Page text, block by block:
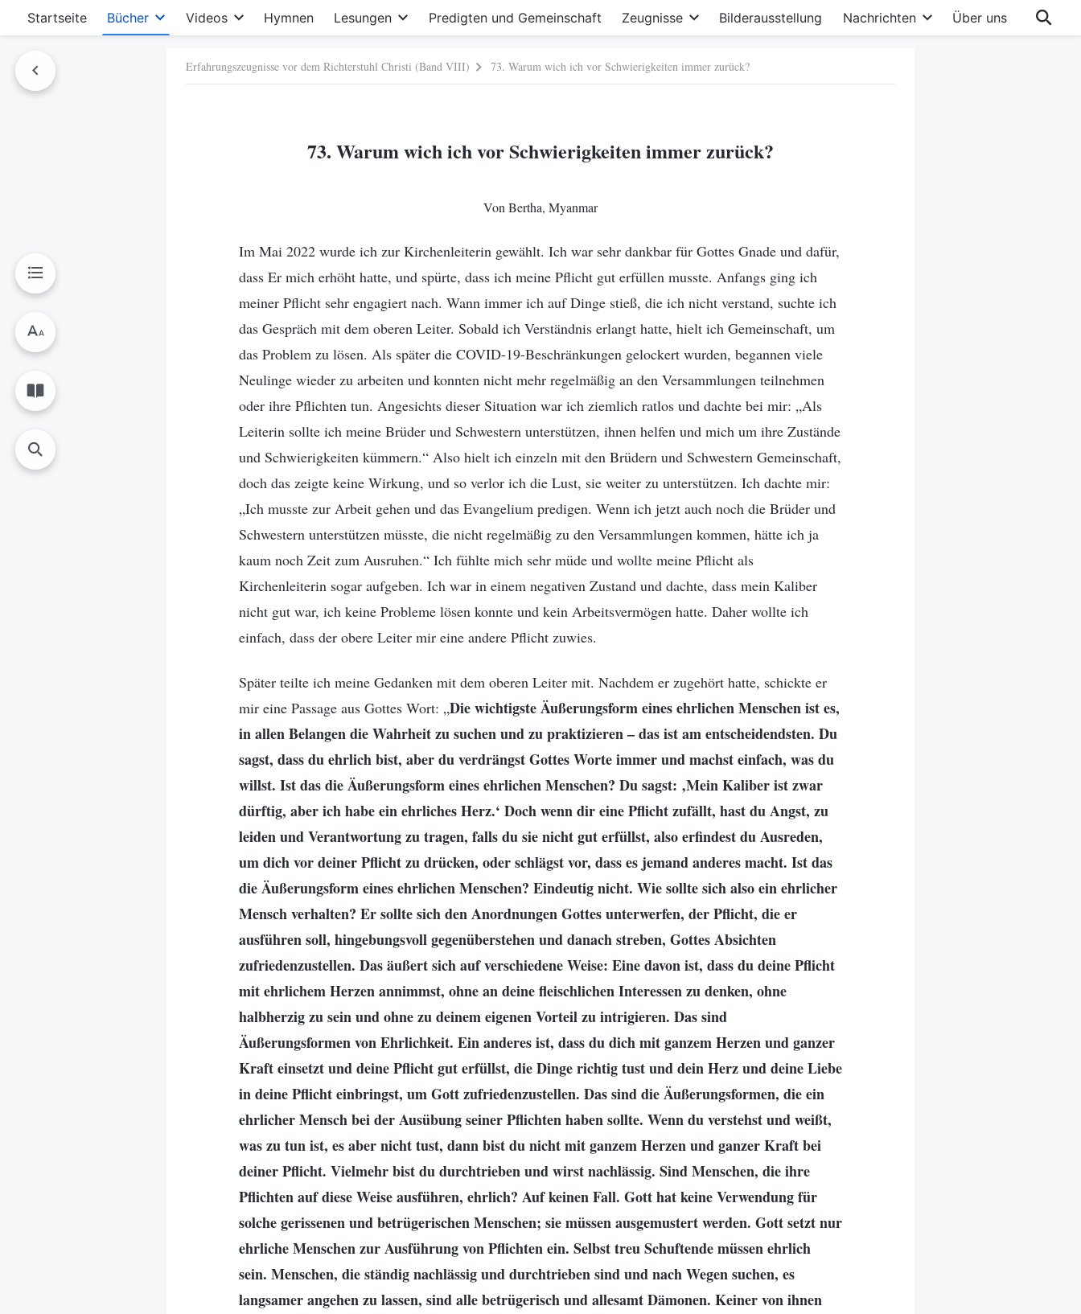
Startseite Bücher Videos Hymnen Lesungen Predigten und Gemeinschaft Zeugnisse Bilderausstellung Nachrichten Über uns
Erfahrungszeugnisse vor dem Richterstuhl Christi (Band VIII) 73. Warum wich ich vor Schwierigkeiten immer zurück?
73. Warum wich ich vor Schwierigkeiten immer zurück?
Von Bertha, Myanmar
Im Mai 2022 wurde ich zur Kirchenleiterin gewählt. Ich war sehr dankbar für Gottes Gnade und dafür,
dass Er mich erhöht hatte, und spürte, dass ich meine Pflicht gut erfüllen musste. Anfangs ging ich
meiner Pflicht sehr engagiert nach. Wann immer ich auf Dinge stieß, die ich nicht verstand, suchte ich
das Gespräch mit dem oberen Leiter. Sobald ich Verständnis erlangt hatte, hielt ich Gemeinschaft, um
das Problem zu lösen. Als später die COVID-19-Beschränkungen gelockert wurden, begannen viele
Neulinge wieder zu arbeiten und konnten nicht mehr regelmäßig an den Versammlungen teilnehmen
oder ihre Pflichten tun. Angesichts dieser Situation war ich ziemlich ratlos und dachte bei mir: „Als
Leiterin sollte ich meine Brüder und Schwestern unterstützen, ihnen helfen und mich um ihre Zustände
und Schwierigkeiten kümmern.“ Also hielt ich einzeln mit den Brüdern und Schwestern Gemeinschaft,
doch das zeigte keine Wirkung, und so verlor ich die Lust, sie weiter zu unterstützen. Ich dachte mir:
„Ich musste zur Arbeit gehen und das Evangelium predigen. Wenn ich jetzt auch noch die Brüder und
Schwestern unterstützen müsste, die nicht regelmäßig zu den Versammlungen kommen, hätte ich ja
kaum noch Zeit zum Ausruhen.“ Ich fühlte mich sehr müde und wollte meine Pflicht als
Kirchenleiterin sogar aufgeben. Ich war in einem negativen Zustand und dachte, dass mein Kaliber
nicht gut war, ich keine Probleme lösen konnte und kein Arbeitsvermögen hatte. Daher wollte ich
einfach, dass der obere Leiter mir eine andere Pflicht zuwies.
Später teilte ich meine Gedanken mit dem oberen Leiter mit. Nachdem er zugehört hatte, schickte er
mir eine Passage aus Gottes Wort: „Die wichtigste Äußerungsform eines ehrlichen Menschen ist es,
in allen Belangen die Wahrheit zu suchen und zu praktizieren – das ist am entscheidendsten. Du
sagst, dass du ehrlich bist, aber du verdrängst Gottes Worte immer und machst einfach, was du
willst. Ist das die Äußerungsform eines ehrlichen Menschen? Du sagst: ‚Mein Kaliber ist zwar
dürftig, aber ich habe ein ehrliches Herz.‘ Doch wenn dir eine Pflicht zufällt, hast du Angst, zu
leiden und Verantwortung zu tragen, falls du sie nicht gut erfüllst, also erfindest du Ausreden,
um dich vor deiner Pflicht zu drücken, oder schlägst vor, dass es jemand anderes macht. Ist das
die Äußerungsform eines ehrlichen Menschen? Eindeutig nicht. Wie sollte sich also ein ehrlicher
Mensch verhalten? Er sollte sich den Anordnungen Gottes unterwerfen, der Pflicht, die er
ausführen soll, hingebungsvoll gegenüberstehen und danach streben, Gottes Absichten
zufriedenzustellen. Das äußert sich auf verschiedene Weise: Eine davon ist, dass du deine Pflicht
mit ehrlichem Herzen annimmst, ohne an deine fleischlichen Interessen zu denken, ohne
halbherzig zu sein und ohne zu deinem eigenen Vorteil zu intrigieren. Das sind
Äußerungsformen von Ehrlichkeit. Ein anderes ist, dass du dich mit ganzem Herzen und ganzer
Kraft einsetzt und deine Pflicht gut erfüllst, die Dinge richtig tust und dein Herz und deine Liebe
in deine Pflicht einbringst, um Gott zufriedenzustellen. Das sind die Äußerungsformen, die ein
ehrlicher Mensch bei der Ausübung seiner Pflichten haben sollte. Wenn du verstehst und weißt,
was zu tun ist, es aber nicht tust, dann bist du nicht mit ganzem Herzen und ganzer Kraft bei
deiner Pflicht. Vielmehr bist du durchtrieben und wirst nachlässig. Sind Menschen, die ihre
Pflichten auf diese Weise ausführen, ehrlich? Auf keinen Fall. Gott hat keine Verwendung für
solche gerissenen und betrügerischen Menschen; sie müssen ausgemustert werden. Gott setzt nur
ehrliche Menschen zur Ausführung von Pflichten ein. Selbst treu Schuftende müssen ehrlich
sein. Menschen, die ständig nachlässig und durchtrieben sind und nach Wegen suchen, es
langsamer angehen zu lassen, sind alle betrügerisch und allesamt Dämonen. Keiner von ihnen